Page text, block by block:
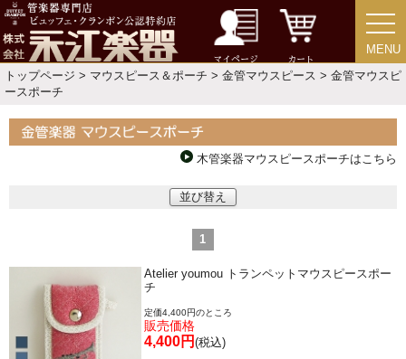
マイページ カート
MENU
MENU
トップページ > マウスピース＆ポーチ > 金管マウスピース > 金管マウスピ
ースポーチ
木管楽器マウスピースポーチはこちら
並び替え
1
Atelier youmou トランペットマウスピースポー
チ
定価4,400円のところ
販売価格
4,400円 (税込)
新規会員登録 ログイン・マイページ
ご利用ガイド サポート・保証
よくあるご質問
特定商取引法 プライバシー・ポリシー